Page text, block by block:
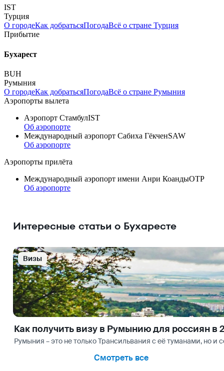
IST
Турция
О городеКак добратьсяПогодаВсё о стране Турция
Прибытие
Бухарест
BUH
Румыния
О городеКак добратьсяПогодаВсё о стране Румыния
Аэропорты вылета
Аэропорт СтамбулIST
Об аэропорте
Международный аэропорт Сабиха ГёкченSAW
Об аэропорте
Аэропорты прилёта
Международный аэропорт имени Анри КоандыOTP
Об аэропорте
Интересные статьи о Бухаресте
Визы
Как получить визу в Румынию для россиян в
Румыния – это не только Трансильвания с её туманами, но
Смотреть все